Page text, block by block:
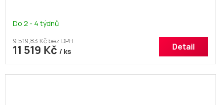
Do 2 - 4 týdnů
9 519,83 Kč bez DPH
11 519 Kč / ks Detail